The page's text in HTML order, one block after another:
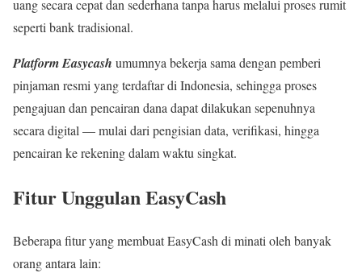
uang secara cepat dan sederhana tanpa harus melalui proses rumit
seperti bank tradisional.
Platform Easycash umumnya bekerja sama dengan pemberi
pinjaman resmi yang terdaftar di Indonesia, sehingga proses
pengajuan dan pencairan dana dapat dilakukan sepenuhnya
secara digital — mulai dari pengisian data, verifikasi, hingga
pencairan ke rekening dalam waktu singkat.
Fitur Unggulan EasyCash
Beberapa fitur yang membuat EasyCash di minati oleh banyak
orang antara lain: